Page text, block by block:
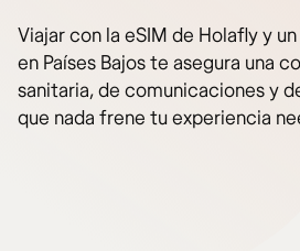
Viajar con la eSIM de Holafly y
en Países Bajos te asegura una
sanitaria, de comunicaciones y
que nada frene tu experiencia